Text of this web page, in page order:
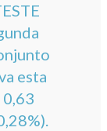
esta